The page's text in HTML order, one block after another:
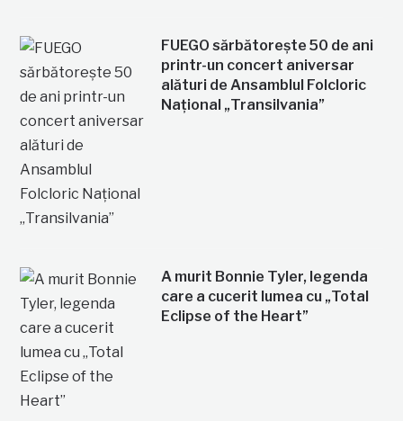
FUEGO sărbătorește 50 de ani
printr-un concert aniversar
alături de Ansamblul Folcloric
Național „Transilvania”
A murit Bonnie Tyler, legenda
care a cucerit lumea cu „Total
Eclipse of the Heart”